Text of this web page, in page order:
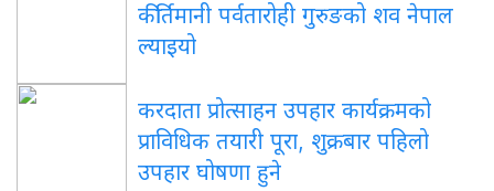
कीर्तिमानी पर्वतारोही गुरुङको शव नेपाल
ल्याइयो
करदाता प्रोत्साहन उपहार कार्यक्रमको
प्राविधिक तयारी पूरा, शुक्रबार पहिलो
उपहार घोषणा हुने